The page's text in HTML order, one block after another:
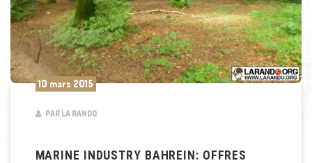
10 mars 2015
PAR LA RANDO
MARINE INDUSTRY BAHREIN: OFFRES